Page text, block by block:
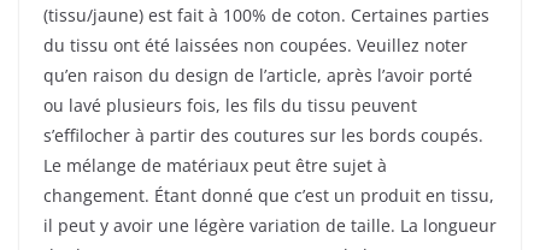
(tissu/jaune) est fait à 100% de coton. Certaines parties
du tissu ont été laissées non coupées. Veuillez noter
qu’en raison du design de l’article, après l’avoir porté
ou lavé plusieurs fois, les fils du tissu peuvent
s’effilocher à partir des coutures sur les bords coupés.
Le mélange de matériaux peut être sujet à
changement. Étant donné que c’est un produit en tissu,
il peut y avoir une légère variation de taille. La longueur